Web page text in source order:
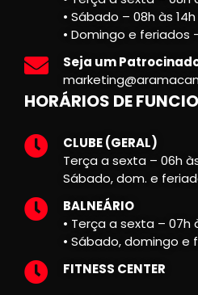
• Sábado – 08h às 14h
• Domingo e feriados
Seja um
HORÁRIOS DE
CLUBE (GERAL)
Terça a sexta – 06h
Sábado, dom. e
BALNEÁRIO
• Terça a sexta – 07h
• Sábado, domingo e
FITNESS CENTER